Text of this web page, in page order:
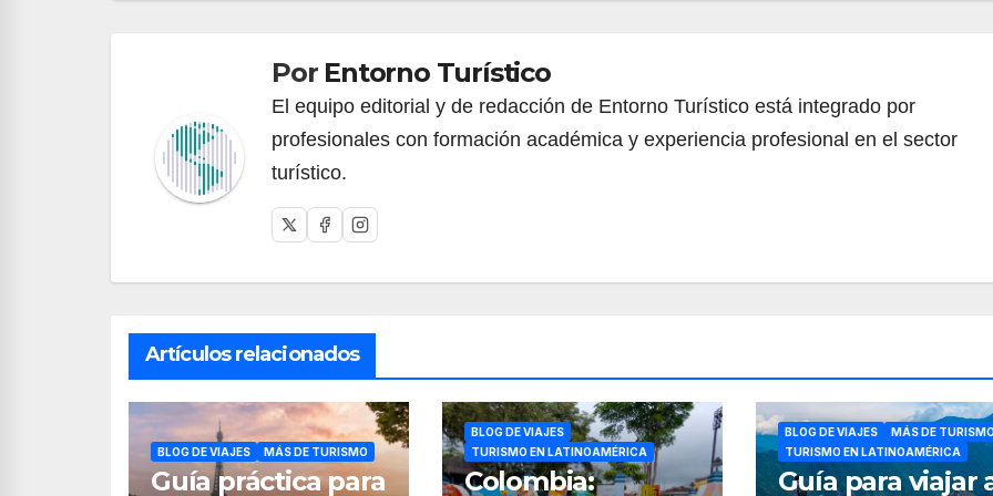
entradas
Por Entorno Turístico
El equipo editorial y de redacción de Entorno Turístico está integrado por
profesionales con formación académica y experiencia profesional en el sector
turístico.
Artículos relacionados
BLOG DE VIAJES MÁS DE TURISMO
Guía práctica para
BLOG DE VIAJES
TURISMO EN LATINOAMÉRICA
Colombia:
BLOG DE VIAJES
MÁS DE
TURISMO EN LATINOAMÉRICA
Guía para viajar